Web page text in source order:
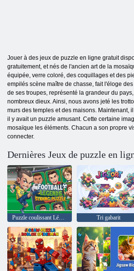
Jouer à des jeux de puzzle en ligne gratuit
gratuitement, et nés de l'ancien art de la
équipée, verre coloré, des coquillages et des
empilés scène maître de chasse, fait l'éloge
de ses troupes, représenté la grandeur du
nombreux dieux. Ainsi, nous avons jeté les
murs des temples et des maisons. Maintenant,
il y avait un puzzle amusant. Cette certaine
mosaïque les éléments. Chacun a son propre
connecter.
Dernières Jeux de puzzle en
Puzzle coulissant Légendes du football Tri gabarit